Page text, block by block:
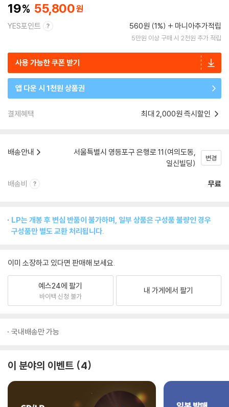
19 55,800
YES포인트 560원 (1%) 마니아추가적립
5만원 이상 구매 시 2천원 추가 적립
사용 가능한 쿠폰 받기
앱 다운 시 1천원 상품권
결제혜택 최대 2,000원 즉시할인
배송안내
서울특별시 영등포구 은행로 11(여의도동,
일신빌딩)
변경
배송비 무료
LP는 개봉 후 변심 반품이 불가하며, 일부 상품은 구성품 불량인 경우
구성품만 별도 교환 처리됩니다.
이미 소장하고 있다면 판매해 보세요.
예스24에 팔기
바이백 신청 불가
내 가게에서 팔기
국내배송만 가능
이 분야의 이벤트 4